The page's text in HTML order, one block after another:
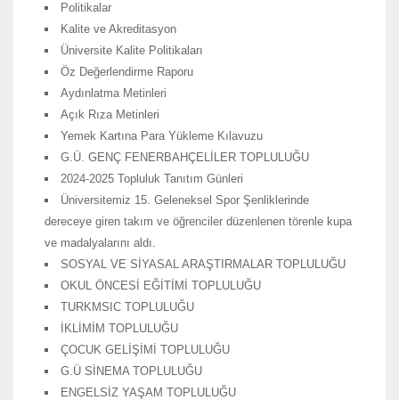
Politikalar
Kalite ve Akreditasyon
Üniversite Kalite Politikaları
Öz Değerlendirme Raporu
Aydınlatma Metinleri
Açık Rıza Metinleri
Yemek Kartına Para Yükleme Kılavuzu
G.Ü. GENÇ FENERBAHÇELİLER TOPLULUĞU
2024-2025 Topluluk Tanıtım Günleri
Üniversitemiz 15. Geleneksel Spor Şenliklerinde
dereceye giren takım ve öğrenciler düzenlenen törenle kupa
ve madalyalarını aldı.
SOSYAL VE SİYASAL ARAŞTIRMALAR TOPLULUĞU
OKUL ÖNCESİ EĞİTİMİ TOPLULUĞU
TURKMSIC TOPLULUĞU
İKLİMİM TOPLULUĞU
ÇOCUK GELİŞİMİ TOPLULUĞU
G.Ü SİNEMA TOPLULUĞU
ENGELSİZ YAŞAM TOPLULUĞU